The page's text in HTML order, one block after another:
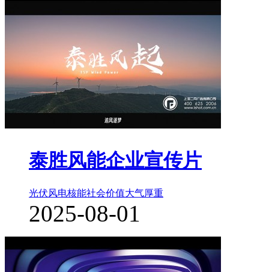
泰胜风能企业宣传片
光伏风电核能社会价值大气厚重
2025-08-01